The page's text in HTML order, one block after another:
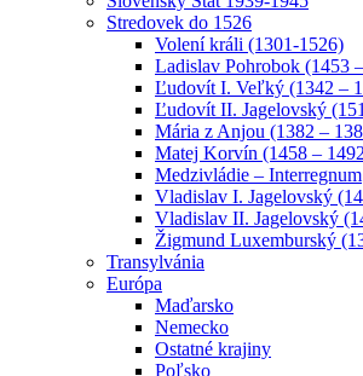
Stredovek do 1526
Volení králi (1301-1526)
Ladislav Pohrobok (1453
Ľudovít I. Veľký (1342 –
Ľudovít II. Jagelovský
Mária z Anjou (1382 –
Matej Korvín (1458 –
Medzivládie – Interregnum
Vladislav I. Jagelovský
Vladislav II. Jagelovský
Žigmund Luxemburský
Transylvánia
Európa
Maďarsko
Nemecko
Ostatné krajiny
Poľsko